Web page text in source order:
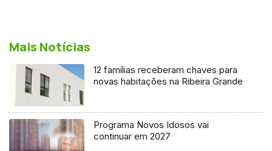
Mais Notícias
12 famílias receberam chaves para
novas habitações na Ribeira Grande
Programa Novos Idosos vai
continuar em 2027